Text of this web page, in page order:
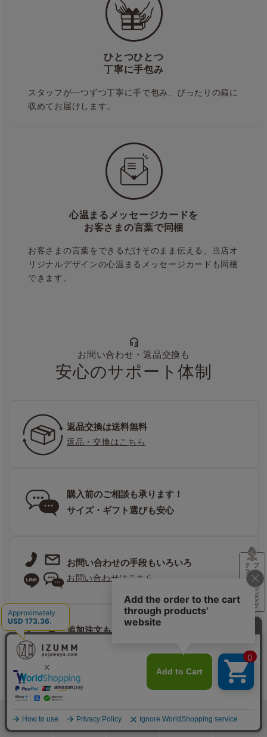
ホーム カート おねむりフェア
ひとつひとつ
丁寧に手包み
スタッフが一つずつ丁寧に手で包み、ぴったりの箱に
収めてお届けします。
心温まるメッセージカードを
お客さまの言葉で同梱
お客さまの言葉をできるだけそのまま伝える、当店オ
リジナルデザインの心温まるメッセージカードも同梱
できます。
お問い合わせ・返品交換も
安心のサポート体制
返品交換は送料無料
返品・交換はこちら
購入前のご相談も承ります！
サイズ・ギフト選びも安心
お問い合わせの手段もいろいろ
お問い合わせはこちら
追加注文も
出荷に間に合えば同梱可能！